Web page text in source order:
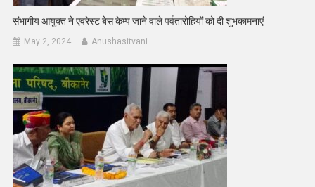
संभागीय आयुक्त ने एवरेस्ट बेस केम्प जाने वाले पर्वतारोहियों को दी शुभकामनाएं
May 2, 2024 Anushasitvani